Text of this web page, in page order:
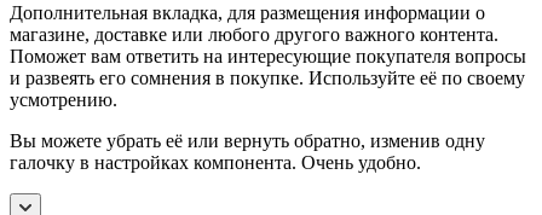
Дополнительная вкладка, для размещения информации о
магазине, доставке или любого другого важного контента.
Поможет вам ответить на интересующие покупателя вопросы
и развеять его сомнения в покупке. Используйте её по своему
усмотрению.
Вы можете убрать её или вернуть обратно, изменив одну
галочку в настройках компонента. Очень удобно.